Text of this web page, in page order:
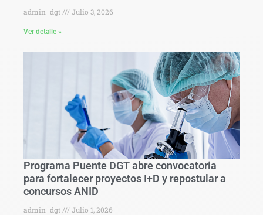
admin_dgt Julio 3, 2026
Ver detalle »
Programa Puente DGT abre convocatoria
para fortalecer proyectos I+D y repostular a
concursos ANID
admin_dgt Julio 1, 2026